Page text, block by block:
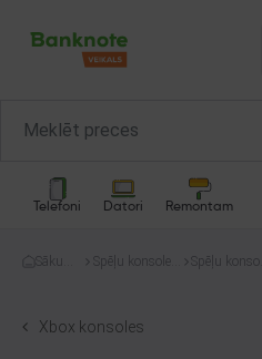
Telefoni Datori Remontam
Sākum
Spēļu konsoles
Spēļu konsole
Xbox konsoles